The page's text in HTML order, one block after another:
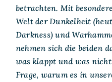
betrachten. Mit
Welt der Dunkelheit
Darkness) und
nehmen sich die beiden
was klappt und was
Frage, warum es in